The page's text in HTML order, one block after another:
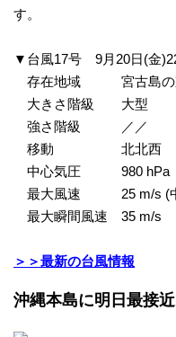
ブ
カ
メ
ラ
雨
雲
す。
▼台風17号 9月20日(金
存在地域 宮古島の東
大きさ階級 大型
強さ階級 ／／
移動 北北西
中心気圧 980 hPa
最大風速 25 m/s (中
最大瞬間風速 35 m/s
＞＞最新の台風情報
沖縄本島に明日最接